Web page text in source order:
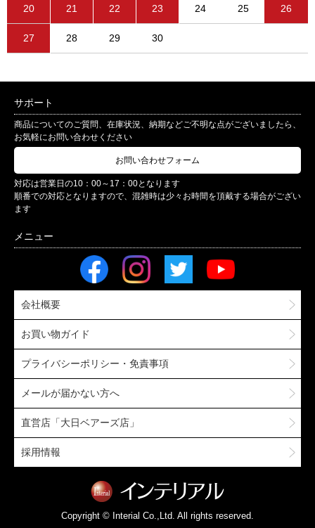
20 21 22 23 24 25 26
27 28 29 30
サポート
商品についてのご質問、在庫状況、納期などご不明な点がございましたら、
お気軽にお問い合わせください
お問い合わせフォーム
対応は営業日の10：00～17：00となります
順番での対応となりますので、混雑時は少々お時間を頂戴する場合がござい
ます
会社概要
お買い物ガイド
プライバシーポリシー・免責事項
メールが届かない方へ
直営店「大日ベアーズ店」
採用情報
Copyright © Interial Co.,Ltd. All rights reserved.